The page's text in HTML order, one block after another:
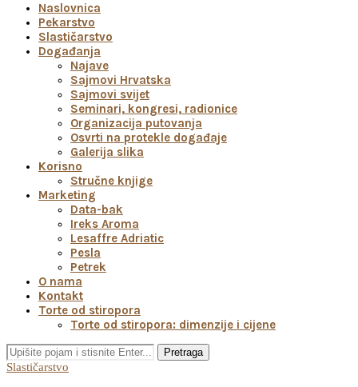
Naslovnica
Pekarstvo
Slastičarstvo
Događanja
Najave
Sajmovi Hrvatska
Sajmovi svijet
Seminari, kongresi, radionice
Organizacija putovanja
Osvrti na protekle događaje
Galerija slika
Korisno
Stručne knjige
Marketing
Data-bak
Ireks Aroma
Lesaffre Adriatic
Pesla
Petrek
O nama
Kontakt
Torte od stiropora
Torte od stiropora: dimenzije i cijene
Pretraga
Slastičarstvo